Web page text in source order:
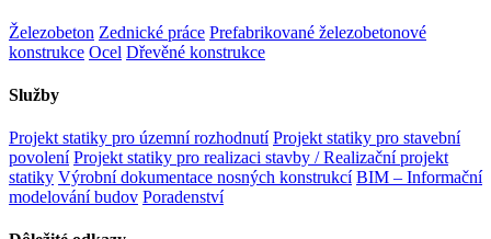
Železobeton Zednické práce Prefabrikované železobetonové
konstrukce Ocel Dřevěné konstrukce
Služby
Projekt statiky pro územní rozhodnutí Projekt statiky pro stavební
povolení Projekt statiky pro realizaci stavby / Realizační projekt
statiky Výrobní dokumentace nosných konstrukcí BIM – Informační
modelování budov Poradenství